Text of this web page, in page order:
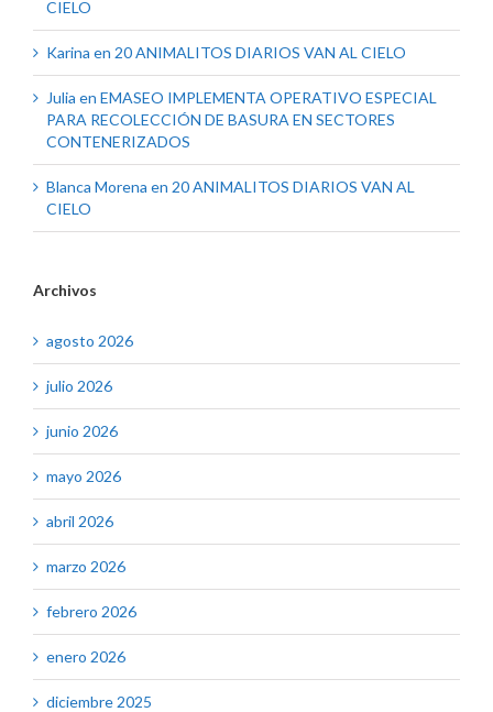
CIELO
Karina en 20 ANIMALITOS DIARIOS VAN AL CIELO
Julia en EMASEO IMPLEMENTA OPERATIVO ESPECIAL
PARA RECOLECCIÓN DE BASURA EN SECTORES
CONTENERIZADOS
Blanca Morena en 20 ANIMALITOS DIARIOS VAN AL
CIELO
Archivos
agosto 2026
julio 2026
junio 2026
mayo 2026
abril 2026
marzo 2026
febrero 2026
enero 2026
diciembre 2025